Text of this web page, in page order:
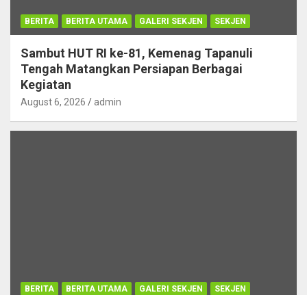
BERITA BERITA UTAMA GALERI SEKJEN SEKJEN
Sambut HUT RI ke-81, Kemenag Tapanuli
Tengah Matangkan Persiapan Berbagai
Kegiatan
August 6, 2026 admin
BERITA BERITA UTAMA GALERI SEKJEN SEKJEN